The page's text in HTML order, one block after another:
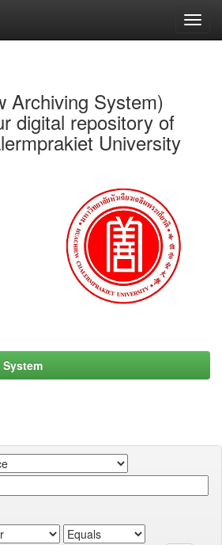
Archiving System)
digital repository of
University